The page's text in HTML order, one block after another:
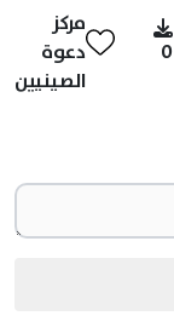
0
مركز
دعوة
الصينيين